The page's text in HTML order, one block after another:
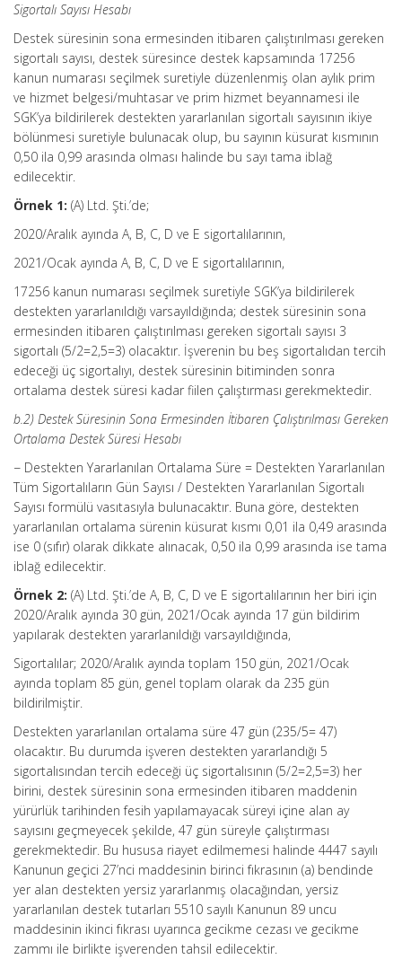
Sigortalı Sayısı Hesabı
Destek süresinin sona ermesinden itibaren çalıştırılması gereken
sigortalı sayısı, destek süresince destek kapsamında 17256
kanun numarası seçilmek suretiyle düzenlenmiş olan aylık prim
ve hizmet belgesi/muhtasar ve prim hizmet beyannamesi ile
SGK’ya bildirilerek destekten yararlanılan sigortalı sayısının ikiye
bölünmesi suretiyle bulunacak olup, bu sayının küsurat kısmının
0,50 ila 0,99 arasında olması halinde bu sayı tama iblağ
edilecektir.
Örnek 1: (A) Ltd. Şti.’de;
2020/Aralık ayında A, B, C, D ve E sigortalılarının,
2021/Ocak ayında A, B, C, D ve E sigortalılarının,
17256 kanun numarası seçilmek suretiyle SGK’ya bildirilerek
destekten yararlanıldığı varsayıldığında; destek süresinin sona
ermesinden itibaren çalıştırılması gereken sigortalı sayısı 3
sigortalı (5/2=2,5=3) olacaktır. İşverenin bu beş sigortalıdan tercih
edeceği üç sigortalıyı, destek süresinin bitiminden sonra
ortalama destek süresi kadar fiilen çalıştırması gerekmektedir.
b.2) Destek Süresinin Sona Ermesinden İtibaren Çalıştırılması Gereken
Ortalama Destek Süresi Hesabı
− Destekten Yararlanılan Ortalama Süre = Destekten Yararlanılan
Tüm Sigortalıların Gün Sayısı / Destekten Yararlanılan Sigortalı
Sayısı formülü vasıtasıyla bulunacaktır. Buna göre, destekten
yararlanılan ortalama sürenin küsurat kısmı 0,01 ila 0,49 arasında
ise 0 (sıfır) olarak dikkate alınacak, 0,50 ila 0,99 arasında ise tama
iblağ edilecektir.
Örnek 2: (A) Ltd. Şti.’de A, B, C, D ve E sigortalılarının her biri için
2020/Aralık ayında 30 gün, 2021/Ocak ayında 17 gün bildirim
yapılarak destekten yararlanıldığı varsayıldığında,
Sigortalılar; 2020/Aralık ayında toplam 150 gün, 2021/Ocak
ayında toplam 85 gün, genel toplam olarak da 235 gün
bildirilmiştir.
Destekten yararlanılan ortalama süre 47 gün (235/5= 47)
olacaktır. Bu durumda işveren destekten yararlandığı 5
sigortalısından tercih edeceği üç sigortalısının (5/2=2,5=3) her
birini, destek süresinin sona ermesinden itibaren maddenin
yürürlük tarihinden fesih yapılamayacak süreyi içine alan ay
sayısını geçmeyecek şekilde, 47 gün süreyle çalıştırması
gerekmektedir. Bu hususa riayet edilmemesi halinde 4447 sayılı
Kanunun geçici 27’nci maddesinin birinci fıkrasının (a) bendinde
yer alan destekten yersiz yararlanmış olacağından, yersiz
yararlanılan destek tutarları 5510 sayılı Kanunun 89 uncu
maddesinin ikinci fıkrası uyarınca gecikme cezası ve gecikme
zammı ile birlikte işverenden tahsil edilecektir.